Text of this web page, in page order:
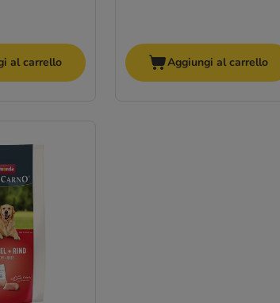
al carrello Aggiungi al carrello